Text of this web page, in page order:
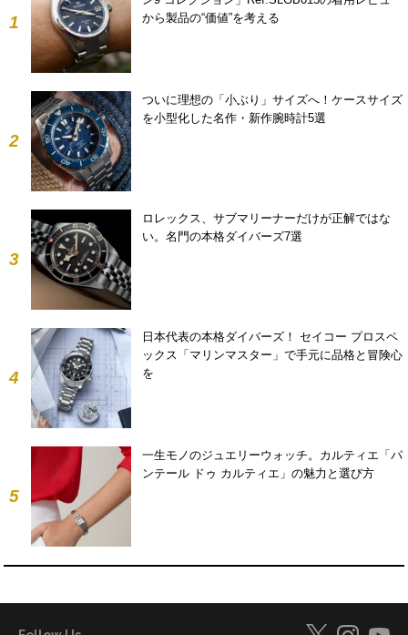
1
から製品の“価値”を考える
2
ついに理想の「小ぶり」サイズへ！ケースサイズ
を小型化した名作・新作腕時計5選
3
ロレックス、サブマリーナーだけが正解ではな
い。名門の本格ダイバーズ7選
4
日本代表の本格ダイバーズ！ セイコー プロスペ
ックス「マリンマスター」で手元に品格と冒険心
を
5
一生モノのジュエリーウォッチ。カルティエ「パ
ンテール ドゥ カルティエ」の魅力と選び方